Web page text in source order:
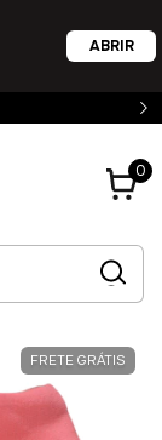
ABRIR
0
FRETE GRÁTIS